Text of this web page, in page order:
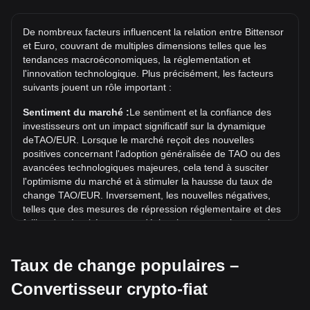
€667.11. Il reste à voir si la valeur de 1 TAO/EUR dépassera
le record historique actuel.
Quelle est la tendance des prix de en EUR ?
Au cours des 7 derniers jours, le taux de change de
Bittensor (TAO) a augmenté de 7.25%. Au cours du mois
dernier, le taux de change de Bittensor (TAO) a baissé de
3.45% par rapport à Euro (EUR).
De nombreux facteurs influencent la relation entre Bittensor
et Euro, couvrant de multiples dimensions telles que les
tendances macroéconomiques, la réglementation et
l'innovation technologique. Plus précisément, les facteurs
suivants jouent un rôle important :
Sentiment du marché :Le sentiment et la confiance des
investisseurs ont un impact significatif sur la dynamique
deTAO/EUR. Lorsque le marché reçoit des nouvelles
positives concernant l'adoption généralisée de TAO ou des
avancées technologiques majeures, cela tend à susciter
l'optimisme du marché et à stimuler la hausse du taux de
change TAO/EUR. Inversement, les nouvelles négatives,
telles que des mesures de répression réglementaire et des
failles de sécurité, peuvent déclencher une panique sur le
Environnement réglementaire :
réglementations gouvernementales entourant les
Taux de change populaires –
Convertisseur crypto-fiat